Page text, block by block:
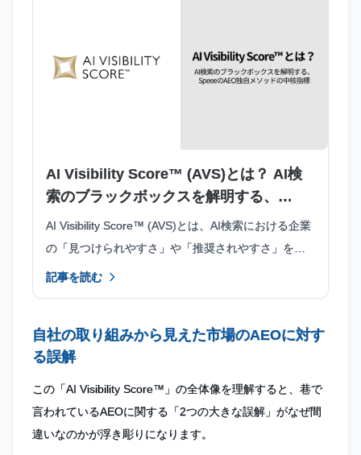
AI Visibility Score™ (AVS)とは？ AI検
索のブラックボックスを解明する、
SpeeeのAEO独自メソッドの中核指標
AI Visibility Score™ (AVS)とは、AI検索における企業
の「見つけられやすさ」や「推奨されやすさ」を定
量化するSpeee独自の指標です。ブラックボックス
記事を読む
自社の取り組みから見えた市場のAEOに対す
る誤解
この「AI Visibility Score™」の全体像を理解すると、巷で
言われているAEOに関する「2つの大きな誤解」がなぜ間
違いなのかが浮き彫りになります。